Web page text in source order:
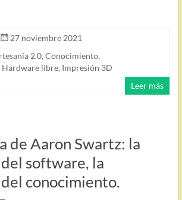
27 noviembre 2021
2.0, Conocimiento,
Hardware libre, Impresión 3D
Leer más
de Aaron Swartz: la
software, la
conocimiento.